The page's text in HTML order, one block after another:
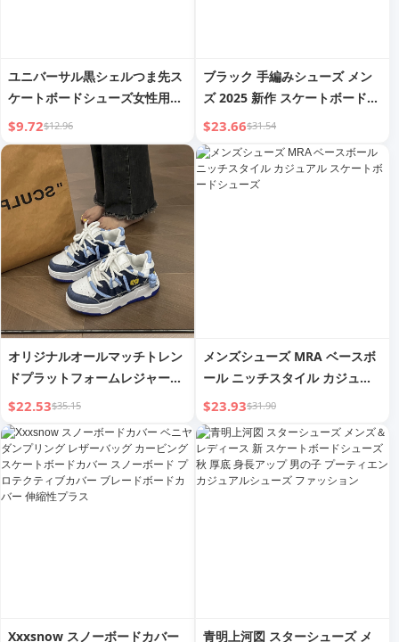
ユニバーサル黒シェルつま先ス
ケートボードシューズ女性用
2024年冬新作プラスベルベット
厚手コットンシューズマッチし
やすいスポーツカジュアルシュ
$9.72$12.96
ブラック 手編みシューズ メン
ズ 2025 新作 スケートボードシ
ューズ 通気性 厚底 高さアップ
オールマッチ カジュアルシュー
ズ 子供 ダイヤモンド格子
$23.66$31.54
オリジナルオールマッチトレン
ドプラットフォームレジャース
ポーツスケートボードシューズ
$22.53$35.15
メンズシューズ MRA ベースボ
ール ニッチスタイル カジュア
ル スケートボードシューズ
$23.93$31.90
Xxxsnow スノーボードカバー 青明上河図 スターシューズ メ